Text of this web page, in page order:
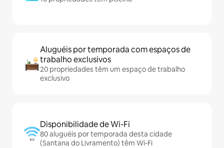
Aluguéis por temporada com espaços de
trabalho exclusivos
20 propriedades têm um espaço de trabalho
exclusivo
Disponibilidade de Wi-Fi
80 aluguéis por temporada desta cidade
(Santana do Livramento) têm Wi-Fi